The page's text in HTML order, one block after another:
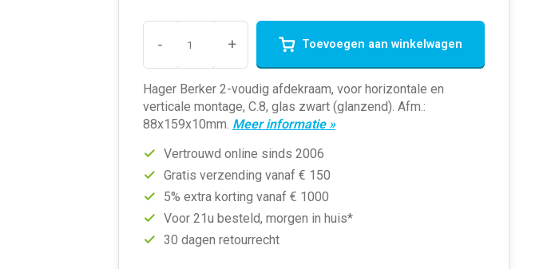
- + Toevoegen aan winkelwagen
Hager Berker 2-voudig afdekraam, voor horizontale en
verticale montage, C.8, glas zwart (glanzend). Afm.:
88x159x10mm. Meer informatie »
Vertrouwd online sinds 2006
Gratis verzending vanaf € 150
5% extra korting vanaf € 1000
Voor 21u besteld, morgen in huis*
30 dagen retourrecht